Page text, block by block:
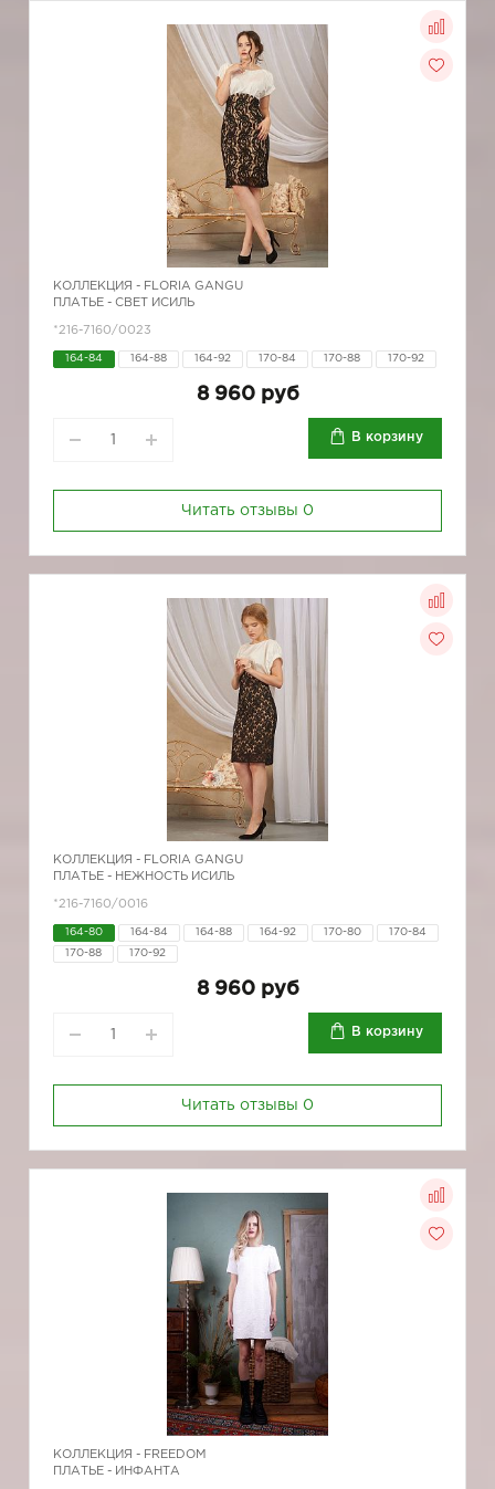
КОЛЛЕКЦИЯ - FLORIA GANGU
ПЛАТЬЕ - СВЕТ ИСИЛЬ
*216-7160/0023
164-84 164-88 164-92 170-84 170-88 170-92
8 960 руб
В корзину
Читать отзывы 0
КОЛЛЕКЦИЯ - FLORIA GANGU
ПЛАТЬЕ - НЕЖНОСТЬ ИСИЛЬ
*216-7160/0016
164-80 164-84 164-88 164-92 170-80 170-84
170-88 170-92
8 960 руб
В корзину
Читать отзывы 0
КОЛЛЕКЦИЯ - FREEDOM
ПЛАТЬЕ - ИНФАНТА